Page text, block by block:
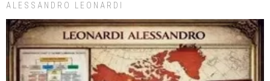
ALESSANDRO LEONARDI